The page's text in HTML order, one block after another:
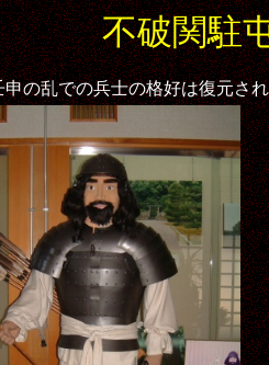
不破関駐
申の乱での兵士の格好は復元さ